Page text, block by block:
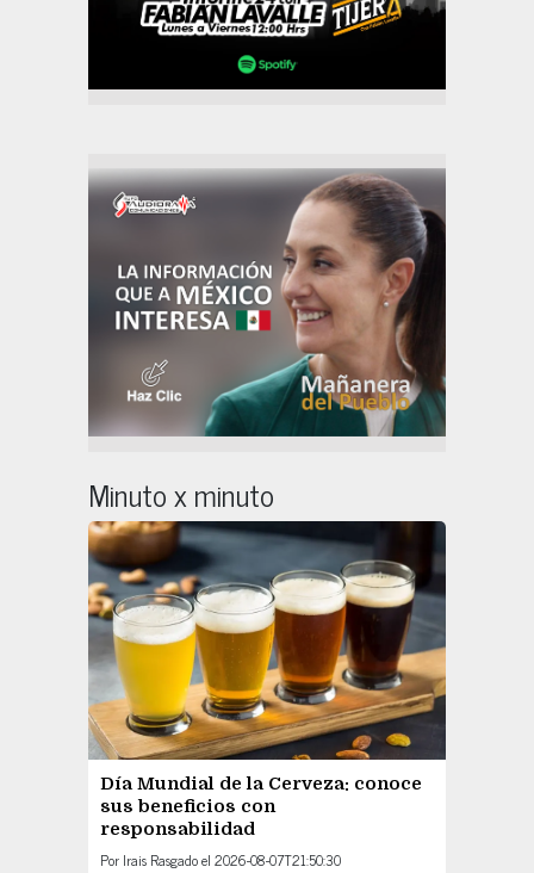
Minuto x minuto
Día Mundial de la Cerveza: conoce
sus beneficios con
responsabilidad
Por Irais Rasgadoel 2026-08-07T21:50:30